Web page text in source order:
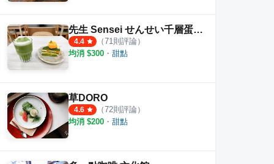
先生 Sensei せんせい千層蛋糕 新光店
4.4 （71 則評論）
均消 $300 ・ 甜點
草DORO
4.6 （72則評論）
均消 $200 ・ 甜點